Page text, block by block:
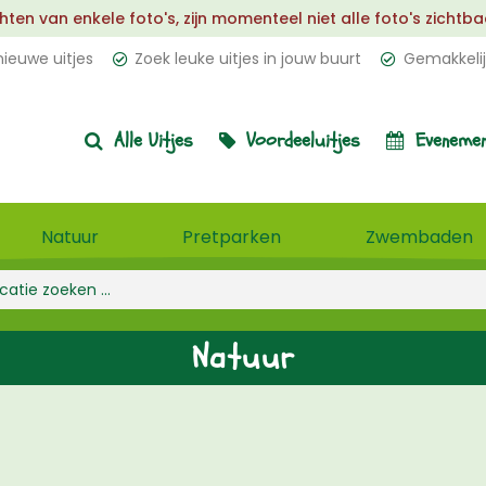
van enkele foto's, zijn momenteel niet alle foto's
uitjes
Zoek leuke uitjes in jouw buurt
Alle Uitjes Voordeeluitjes
Natuur Pretparken Zwembaden
Natuur